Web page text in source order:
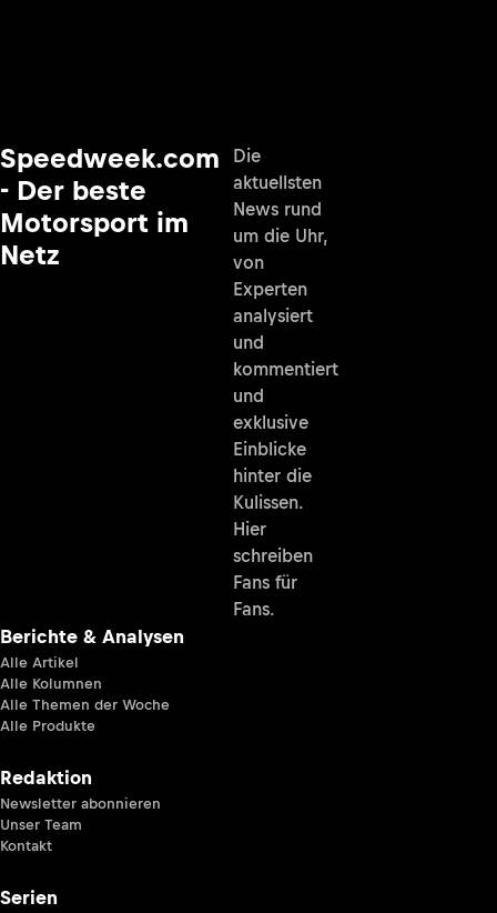
Speedweek.com
- Der beste
Motorsport im
Netz
Die
aktuellsten
News rund
um die Uhr,
von
Experten
analysiert
und
kommentiert
und
exklusive
Einblicke
hinter die
Kulissen.
Hier
schreiben
Fans für
Fans.
Berichte & Analysen
Alle Artikel
Alle Kolumnen
Alle Themen der Woche
Alle Produkte
Redaktion
Newsletter abonnieren
Unser Team
Kontakt
Serien